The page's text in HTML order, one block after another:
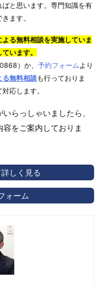
と思います。専門知識を有
ます。
る無料相談を実施していま
います。
）か、 予約フォーム より
る無料相談も行っておりま
応します。
らっしゃいましたら、
容をご案内しておりま
しく見る
ォーム